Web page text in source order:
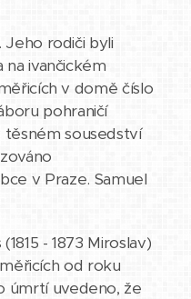
Jeho rodiči byli
na ivančickém
v domě číslo
pohraničí
těsném sousedství
v Praze. Samuel
- 1873 Miroslav)
od roku
úmrtí uvedeno, že